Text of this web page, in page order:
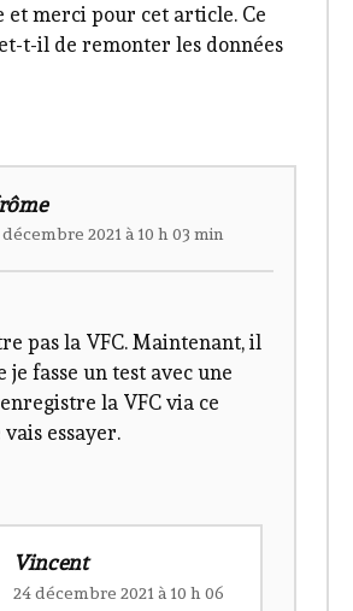
et merci pour cet article. Ce
t-il de remonter les données
décembre 2021 à 10 h 03 min
pas la VFC. Maintenant, il
fasse un test avec une
la VFC via ce
essayer.
Vincent
24 décembre 2021 à 10 h 06